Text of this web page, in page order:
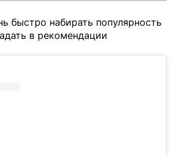
быстро набирать популярность
в рекомендации